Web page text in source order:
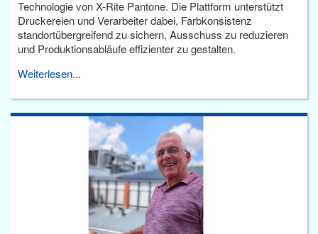
Technologie von X-Rite Pantone. Die Plattform unterstützt
Druckereien und Verarbeiter dabei, Farbkonsistenz
standortübergreifend zu sichern, Ausschuss zu reduzieren
und Produktionsabläufe effizienter zu gestalten.
Weiterlesen...